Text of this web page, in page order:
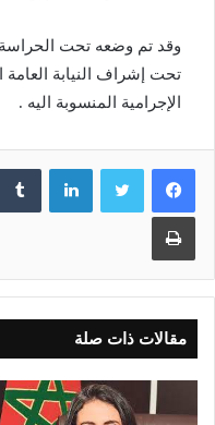
وقد تم وضعه تحت الحراسة
تحت إشراف النيابة
الإجرامية المنسوبة اليه .
لينكدإن
طباعة
مقالات ذات صلة